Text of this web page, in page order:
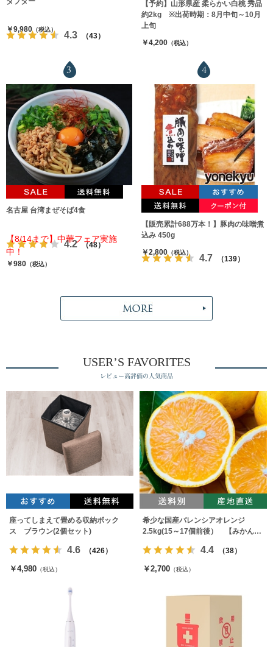
4.3 （43）
￥9,980（税込）
【予約】山形県産 柔らかい白桃 秀品
約2kg ※出荷時期：8月中旬～10月
上旬
￥4,200（税込）
3
名古屋 台湾まぜそば4食
4.2 （48）
【8/14まで】中華フェア実施
中！
￥980 （税込）
4
【販売累計688万本！】豚肉の味噌煮
込み 450g
4.7 （139）
￥2,800（税込）
USER’S FAVORITES
レビュー高評価の人気商品
座ってしまえて畳める収納ボック
ス ブラウン(2個セット)
4.6 （426）
￥4,980 （税込）
希少な国産バレンシアオレンジ
2.5kg(15～17個前後） 【みかんの
4.4 （38）
￥2,700 （税込）